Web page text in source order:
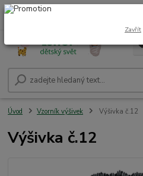
+420 604 278 943
Úvod Vzorník výšivek Výšivka č.12
Výšivka č.12
Zavřít